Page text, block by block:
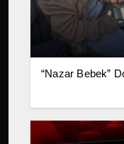
“Nazar Bebek”